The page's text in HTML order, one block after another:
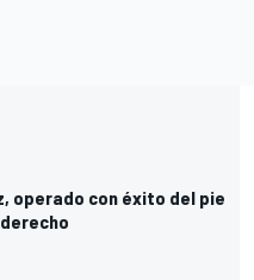
operado con éxito del pie